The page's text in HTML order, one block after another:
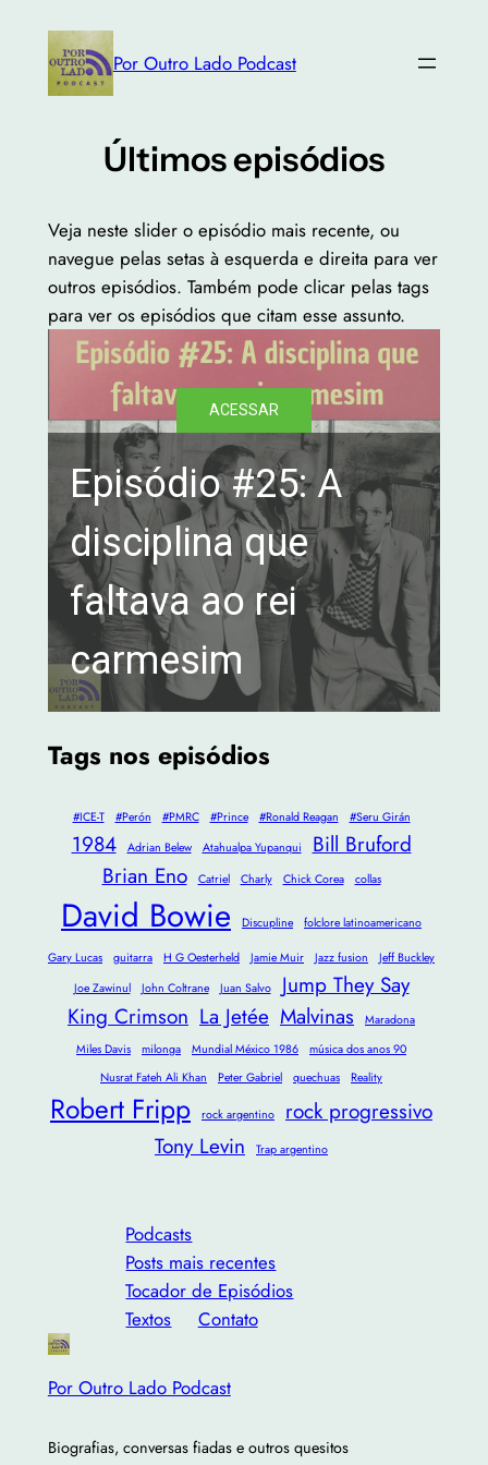
content
Por Outro Lado Podcast
Últimos episódios
Veja neste slider o episódio mais recente, ou
navegue pelas setas à esquerda e direita para ver
outros episódios. Também pode clicar pelas tags
para ver os episódios que citam esse assunto.
ACESSAR
Episódio #25: A
disciplina que
faltava ao rei
carmesim
Tags nos episódios
#ICE-T #Perón #PMRC #Prince #Ronald Reagan #Seru Girán
1984 Adrian Belew Atahualpa Yupanqui
Bill Bruford
Brian Eno
Catriel Charly Chick Corea collas
David Bowie Discupline folclore latinoamericano
Gary Lucas guitarra H G Oesterheld Jamie Muir Jazz fusion
Jeff Buckley
Joe Zawinul
John Coltrane Juan Salvo
Jump They Say
King Crimson La Jetée Malvinas
Maradona
Miles Davis
milonga Mundial México 1986
música dos anos 90
Nusrat Fateh Ali Khan
Peter Gabriel quechuas Reality
Robert Fripp rock argentino
rock progressivo
Tony Levin
Trap argentino
Podcasts
Posts mais recentes
Tocador de Episódios
Textos
Contato
Por Outro Lado Podcast
Biografias, conversas fiadas e outros quesitos